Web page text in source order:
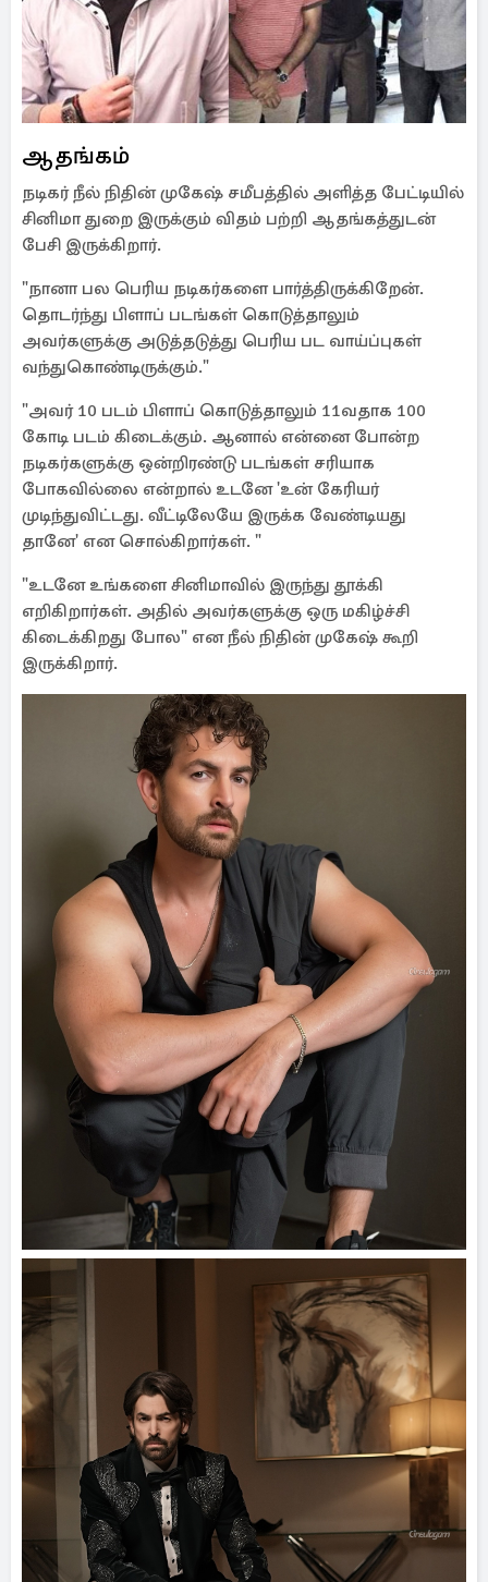
ஆதங்கம்
நடிகர் நீல் நிதின் முகேஷ் சமீபத்தில் அளித்த பேட்டியில்
சினிமா துறை இருக்கும் விதம் பற்றி ஆதங்கத்துடன்
பேசி இருக்கிறார்.
"நானா பல பெரிய நடிகர்களை பார்த்திருக்கிறேன்.
தொடர்ந்து பிளாப் படங்கள் கொடுத்தாலும்
அவர்களுக்கு அடுத்தடுத்து பெரிய பட வாய்ப்புகள்
வந்துகொண்டிருக்கும்."
"அவர் 10 படம் பிளாப் கொடுத்தாலும் 11வதாக 100
கோடி படம் கிடைக்கும். ஆனால் என்னை போன்ற
நடிகர்களுக்கு ஒன்றிரண்டு படங்கள் சரியாக
போகவில்லை என்றால் உடனே 'உன் கேரியர்
முடிந்துவிட்டது. வீட்டிலேயே இருக்க வேண்டியது
தானே' என சொல்கிறார்கள். "
"உடனே உங்களை சினிமாவில் இருந்து தூக்கி
எறிகிறார்கள். அதில் அவர்களுக்கு ஒரு மகிழ்ச்சி
கிடைக்கிறது போல" என நீல் நிதின் முகேஷ் கூறி
இருக்கிறார்.